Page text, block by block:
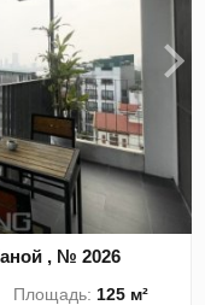
, № 2026
Площадь: 125 м²